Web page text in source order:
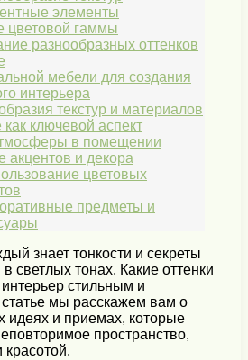
элементы
цветовой гаммы
разнообразных оттенков
мебели для создания
интерьера
текстур и материалов
ключевой аспект
в помещении
акцентов и декора
цветовых
предметы и
знает тонкости и секреты
светлых тонах. Какие оттенки
стильным и
мы расскажем вам о
идеях и приемах, которые
пространство,